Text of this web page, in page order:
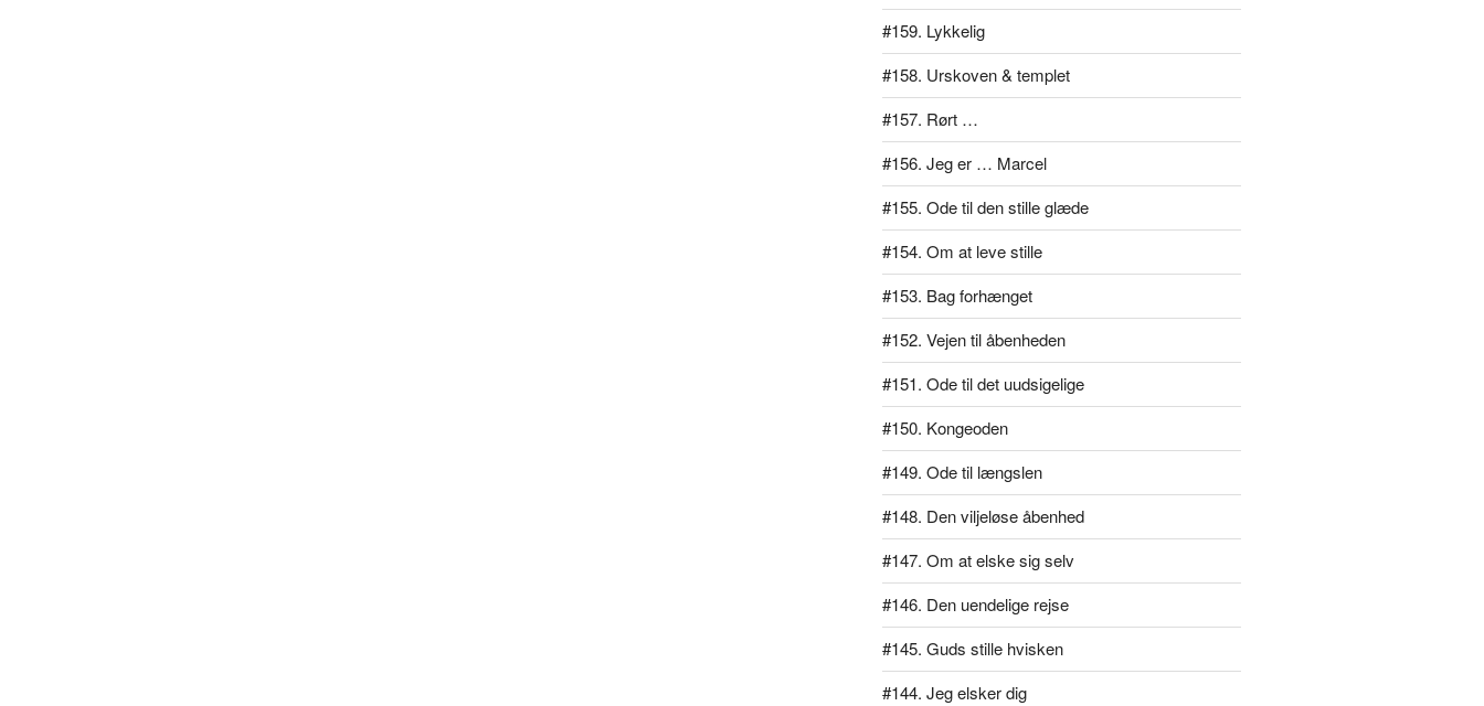
#159. Lykkelig
#158. Urskoven & templet
#157. Rørt …
#156. Jeg er … Marcel
#155. Ode til den stille glæde
#154. Om at leve stille
#153. Bag forhænget
#152. Vejen til åbenheden
#151. Ode til det uudsigelige
#150. Kongeoden
#149. Ode til længslen
#148. Den viljeløse åbenhed
#147. Om at elske sig selv
#146. Den uendelige rejse
#145. Guds stille hvisken
#144. Jeg elsker dig